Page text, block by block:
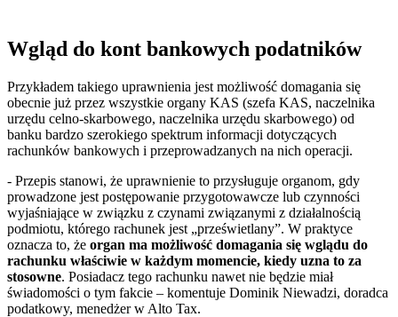
Wgląd do kont bankowych podatników
Przykładem takiego uprawnienia jest możliwość domagania się
obecnie już przez wszystkie organy KAS (szefa KAS, naczelnika
urzędu celno-skarbowego, naczelnika urzędu skarbowego) od
banku bardzo szerokiego spektrum informacji dotyczących
rachunków bankowych i przeprowadzanych na nich operacji.
- Przepis stanowi, że uprawnienie to przysługuje organom, gdy
prowadzone jest postępowanie przygotowawcze lub czynności
wyjaśniające w związku z czynami związanymi z działalnością
podmiotu, którego rachunek jest „prześwietlany”. W praktyce
oznacza to, że organ ma możliwość domagania się wglądu do
rachunku właściwie w każdym momencie, kiedy uzna to za
stosowne. Posiadacz tego rachunku nawet nie będzie miał
świadomości o tym fakcie – komentuje Dominik Niewadzi, doradca
podatkowy, menedżer w Alto Tax.